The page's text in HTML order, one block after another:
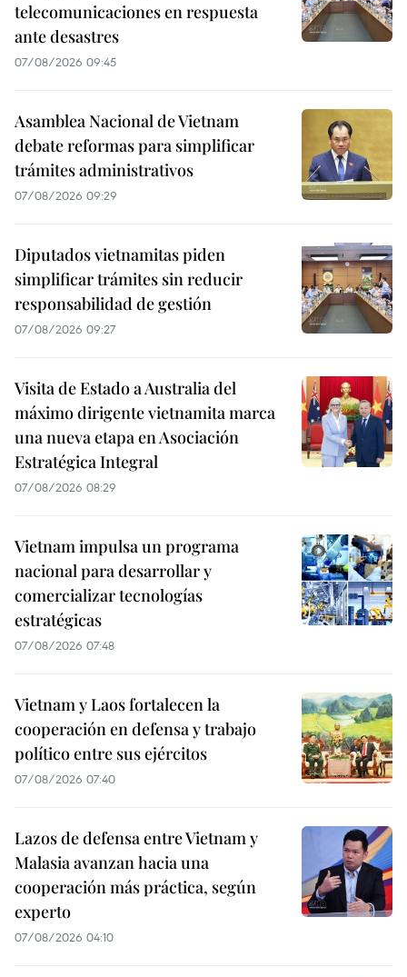
telecomunicaciones en respuesta
ante desastres
07/08/2026 09:45
Asamblea Nacional de Vietnam
debate reformas para simplificar
trámites administrativos
07/08/2026 09:29
Diputados vietnamitas piden
simplificar trámites sin reducir
responsabilidad de gestión
07/08/2026 09:27
Visita de Estado a Australia del
máximo dirigente vietnamita marca
una nueva etapa en Asociación
Estratégica Integral
07/08/2026 08:29
Vietnam impulsa un programa
nacional para desarrollar y
comercializar tecnologías
estratégicas
07/08/2026 07:48
Vietnam y Laos fortalecen la
cooperación en defensa y trabajo
político entre sus ejércitos
07/08/2026 07:40
Lazos de defensa entre Vietnam y
Malasia avanzan hacia una
cooperación más práctica, según
experto
07/08/2026 04:10